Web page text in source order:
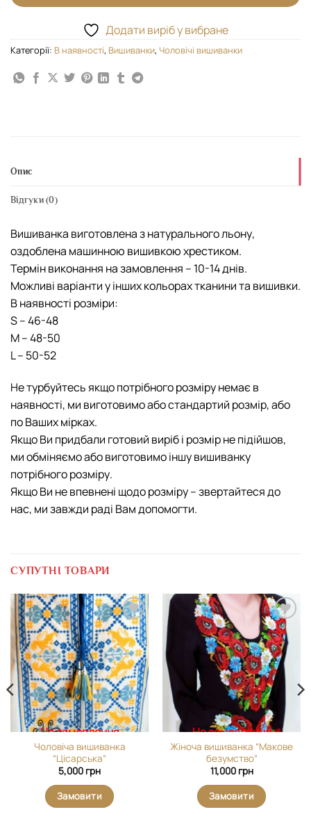
Додати виріб у вибране
Категорії: В наявності, Вишиванки, Чоловічі вишиванки
Опис
Відгуки (0)
Вишиванка виготовлена з натурального льону,
оздоблена машинною вишивкою хрестиком.
Термін виконання на замовлення – 10-14 днів.
Можливі варіанти у інших кольорах тканини та вишивки.
В наявності розміри:
S – 46-48
М – 48-50
L – 50-52
Не турбуйтесь якщо потрібного розміру немає в
наявності, ми виготовимо або стандартий розмір, або
по Ваших мірках.
Якщо Ви придбали готовий виріб і розмір не підійшов,
ми обміняємо або виготовимо іншу вишиванку
потрібного розміру.
Якщо Ви не впевнені щодо розміру – звертайтеся до
нас, ми завжди раді Вам допомогти.
СУПУТНІ ТОВАРИ
Додати
виріб у
вибране
На замовлення
Чоловіча вишиванка
“Цісарська”
5,000 грн
Замовити
Додати
виріб у
вибране
На замовлення
Жіноча вишиванка “Макове
безумство”
11,000 грн
Замовити